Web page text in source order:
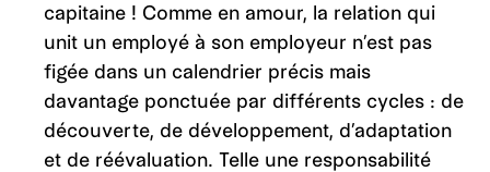
capitaine ! Comme en amour, la relation qui
unit un employé à son employeur n’est pas
figée dans un calendrier précis mais
davantage ponctuée par différents cycles : de
découverte, de développement, d’adaptation
et de réévaluation. Telle une responsabilité